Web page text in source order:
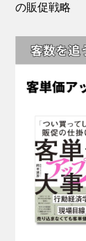
の販促戦略